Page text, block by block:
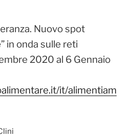
Nuovo spot
in onda sulle reti
2020 al 6 Gennaio
it/alimentiam